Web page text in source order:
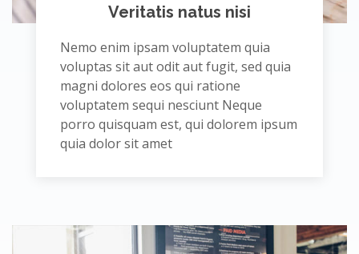
Veritatis natus nisi
Nemo enim ipsam voluptatem quia
voluptas sit aut odit aut fugit, sed quia
magni dolores eos qui ratione
voluptatem sequi nesciunt Neque
porro quisquam est, qui dolorem ipsum
quia dolor sit amet